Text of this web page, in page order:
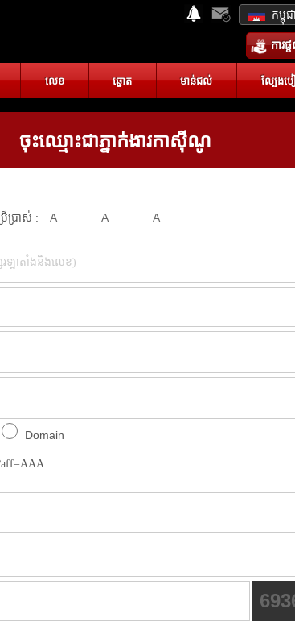
កម្ពុជ
ការ
លេខ ឆ្នោត មាន់ជល់ ល្បែងប
ចុះឈ្មោះជាភ្នាក់ងារកាស៊ីណូ
ប្រាស់ :
Domain